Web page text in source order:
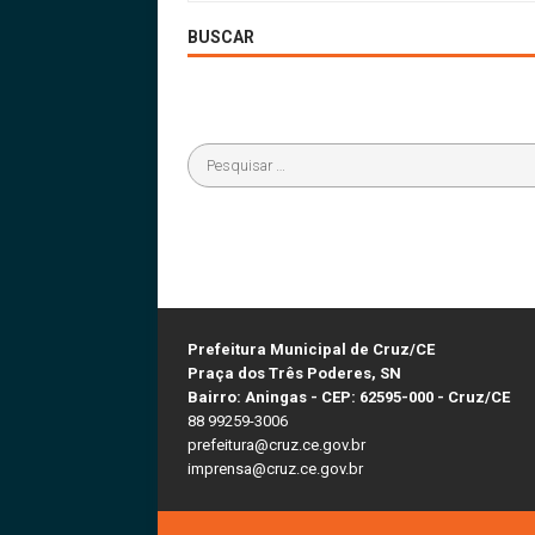
BUSCAR
Prefeitura Municipal de Cruz/CE
Praça dos Três Poderes, SN
Bairro: Aningas - CEP: 62595-000 - Cruz/CE
88 99259-3006
prefeitura@cruz.ce.gov.br
imprensa@cruz.ce.gov.br